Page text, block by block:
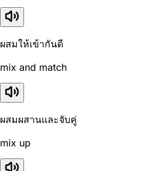
ผสมให้เข้ากันดี
mix and match
ผสมผสานและจับคู่
mix up